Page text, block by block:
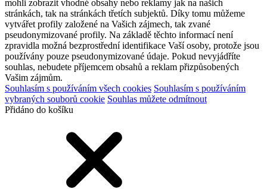
mohli zobrazit vhodné obsahy nebo reklamy jak na našich
stránkách, tak na stránkách třetích subjektů. Díky tomu můžeme
vytvářet profily založené na Vašich zájmech, tak zvané
pseudonymizované profily. Na základě těchto informací není
zpravidla možná bezprostřední identifikace Vaší osoby, protože jsou
používány pouze pseudonymizované údaje. Pokud nevyjádříte
souhlas, nebudete příjemcem obsahů a reklam přizpůsobených
Vašim zájmům.
Souhlasím s používáním všech cookies Souhlasím s používáním
vybraných souborů cookie Souhlas můžete odmítnout
Přidáno do košíku